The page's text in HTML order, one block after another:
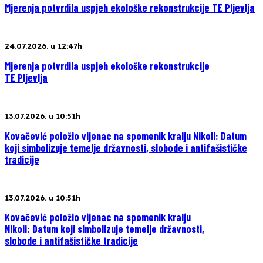
Mjerenja potvrdila uspjeh ekološke rekonstrukcije TE Pljevlja
24.07.2026. u 12:47h
Mjerenja potvrdila uspjeh ekološke rekonstrukcije
TE Pljevlja
13.07.2026. u 10:51h
Kovačević položio vijenac na spomenik kralju Nikoli: Datum
koji simbolizuje temelje državnosti, slobode i antifašističke
tradicije
13.07.2026. u 10:51h
Kovačević položio vijenac na spomenik kralju
Nikoli: Datum koji simbolizuje temelje državnosti,
slobode i antifašističke tradicije